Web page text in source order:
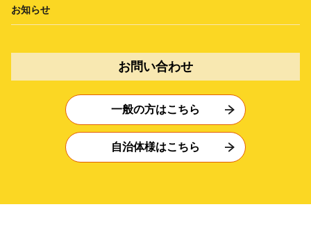
お知らせ
お問い合わせ
一般の方はこちら
自治体様はこちら